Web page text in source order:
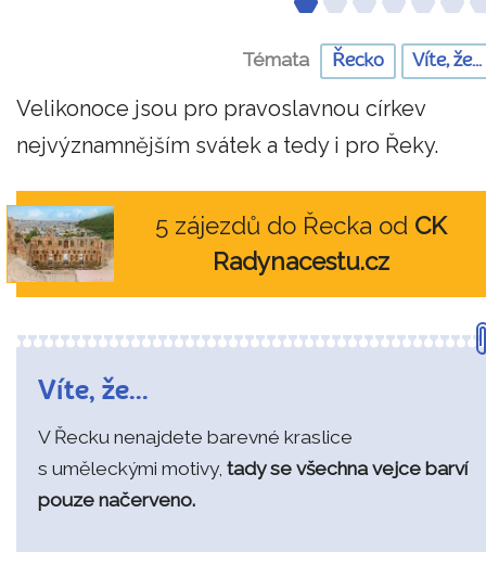
Témata Řecko Víte, že...
Velikonoce jsou pro pravoslavnou církev
nejvýznamnějším svátek a tedy i pro Řeky.
5 zájezdů do Řecka od CK
Radynacestu.cz
Víte, že...
V Řecku nenajdete barevné kraslice
s uměleckými motivy, tady se všechna vejce barví
pouze načerveno.